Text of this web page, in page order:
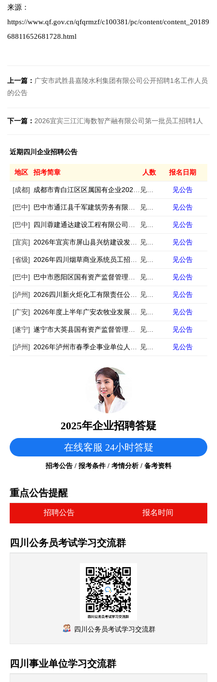
来源：
https://www.qf.gov.cn/qfqrmzf/c100381/pc/content/content_20189
68811652681728.html
上一篇： 广安市武胜县嘉陵水利集团有限公司公开招聘1名工作人员
的公告
下一篇： 2026宜宾三江汇海数智产融有限公司第一批员工招聘1人
近期四川企业招聘公告
地区 招考简章 人数 报名日期
[成都] 成都市青白江区区属国有企业2026年春季第一批次公开招聘工作人员的公告 见公告 见公告
[巴中] 巴中市通江县千军建筑劳务有限公司公开招聘工作人员的公告 见公告 见公告
[巴中] 四川蓉建通达建设工程有限公司公开招聘工作人员的公告 见公告 见公告
[宜宾] 2026年宜宾市屏山县兴纺建设发展有限公司及其下属子公司第二次公开招聘4名工作员的公告 见公告 见公告
[省级] 2026年四川烟草商业系统员工招聘134人公告（第二批） 见公告 见公告
[巴中] 巴中市恩阳区国有资产监督管理局委员会公开选聘区属国有企业副总经理的公告 见公告 见公告
[泸州] 2026四川新火炬化工有限责任公司招聘3人 见公告 见公告
[广安] 2026年度上半年广安农牧业发展有限公司公开招聘公告 见公告 见公告
[遂宁] 遂宁市大英县国有资产监督管理局面向社会市场化招聘县属国有企业工作人员的公告 见公告 见公告
[泸州] 2026年泸州市春季企事业单位人才岗位需求信息公告（5175名） 见公告 见公告
2025年企业招聘答疑
在线客服 24小时答疑
招考公告 / 报考条件 / 考情分析 / 备考资料
重点公告提醒
招聘公告 报名时间
四川公务员考试学习交流群
四川公务员考试学习交流群
四川事业单位学习交流群